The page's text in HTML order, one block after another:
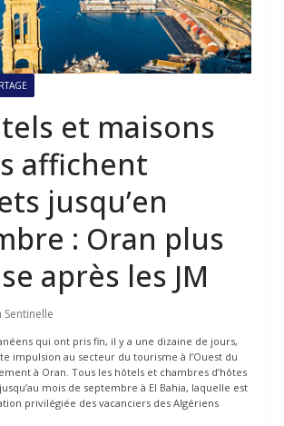
et maisons
affichent
jusqu’en
: Oran plus
après les JM
Sentinelle
qui ont pris fin, il y a une dizaine de jours,
impulsion au secteur du tourisme à l’Ouest du
à Oran. Tous les hôtels et chambres d’hôtes
mois de septembre à El Bahia, laquelle est
privilégiée des vacanciers des Algériens